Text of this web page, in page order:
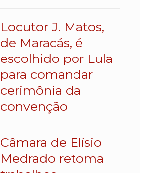
Locutor J. Matos,
de Maracás, é
escolhido por Lula
para comandar
cerimônia da
convenção
Câmara de Elísio
Medrado retoma